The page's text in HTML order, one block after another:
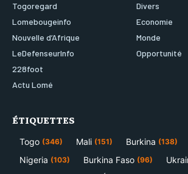
Togoregard
Lomebougeinfo
Nouvelle d’Afrique
LeDefenseurInfo
228foot
Actu Lomé
Divers
Economie
Monde
Opportunité
ÉTIQUETTES
Togo (346) Mali (151) Burkina (138)
Nigeria (103) Burkina Faso (96)